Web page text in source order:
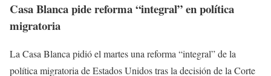
Casa Blanca pide reforma “integral” en política
migratoria
La Casa Blanca pidió el martes una reforma “integral” de la
política migratoria de Estados Unidos tras la decisión de la Corte